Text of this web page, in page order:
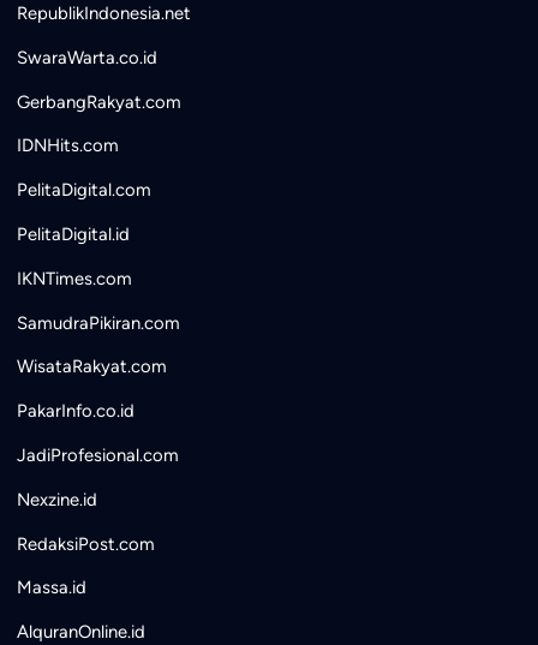
RepublikIndonesia.net
SwaraWarta.co.id
GerbangRakyat.com
IDNHits.com
PelitaDigital.com
PelitaDigital.id
IKNTimes.com
SamudraPikiran.com
WisataRakyat.com
PakarInfo.co.id
JadiProfesional.com
Nexzine.id
RedaksiPost.com
Massa.id
AlquranOnline.id